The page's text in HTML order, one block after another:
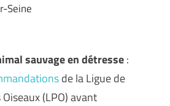
Seine
sauvage en détresse:
de la Ligue de
(LPO) avant